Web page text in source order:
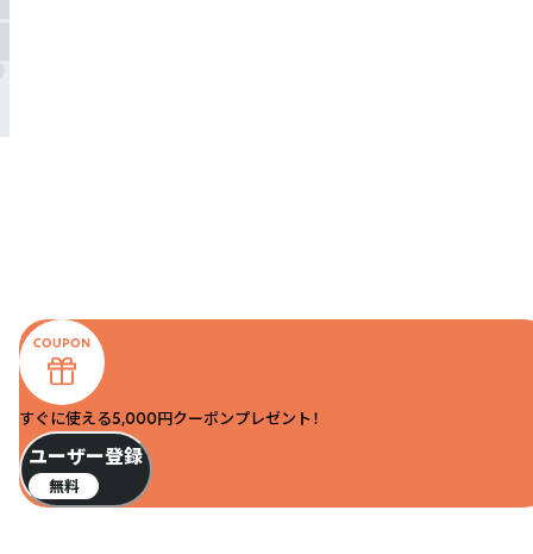
すぐに使える5,000円クーポンプレゼント！
ユーザー登録
無料